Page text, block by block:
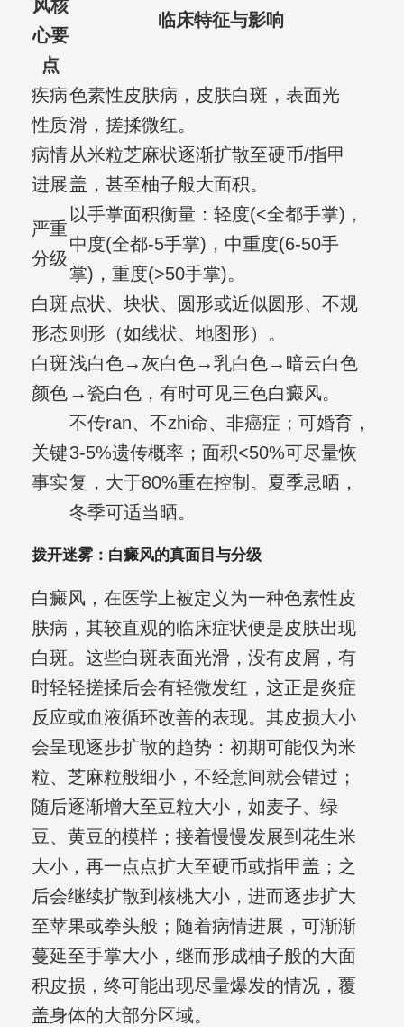
风核
心要
点
临床特征与影响
疾病
性质
色素性皮肤病，皮肤白斑，表面光
滑，搓揉微红。
病情
进展
从米粒芝麻状逐渐扩散至硬币/指甲
盖，甚至柚子般大面积。
严重
分级
以手掌面积衡量：轻度(<全都手掌)，
中度(全都-5手掌)，中重度(6-50手
掌)，重度(>50手掌)。
白斑
形态
点状、块状、圆形或近似圆形、不规
则形（如线状、地图形）。
白斑
颜色
浅白色→灰白色→乳白色→暗云白色
→瓷白色，有时可见三色白癜风。
关键
事实
不传ran、不zhi命、非癌症；可婚育，
3-5%遗传概率；面积<50%可尽量恢
复，大于80%重在控制。夏季忌晒，
冬季可适当晒。
拨开迷雾：白癜风的真面目与分级
白癜风，在医学上被定义为一种色素性皮
肤病，其较直观的临床症状便是皮肤出现
白斑。这些白斑表面光滑，没有皮屑，有
时轻轻搓揉后会有轻微发红，这正是炎症
反应或血液循环改善的表现。其皮损大小
会呈现逐步扩散的趋势：初期可能仅为米
粒、芝麻粒般细小，不经意间就会错过；
随后逐渐增大至豆粒大小，如麦子、绿
豆、黄豆的模样；接着慢慢发展到花生米
大小，再一点点扩大至硬币或指甲盖；之
后会继续扩散到核桃大小，进而逐步扩大
至苹果或拳头般；随着病情进展，可渐渐
蔓延至手掌大小，继而形成柚子般的大面
积皮损，终可能出现尽量爆发的情况，覆
盖身体的大部分区域。